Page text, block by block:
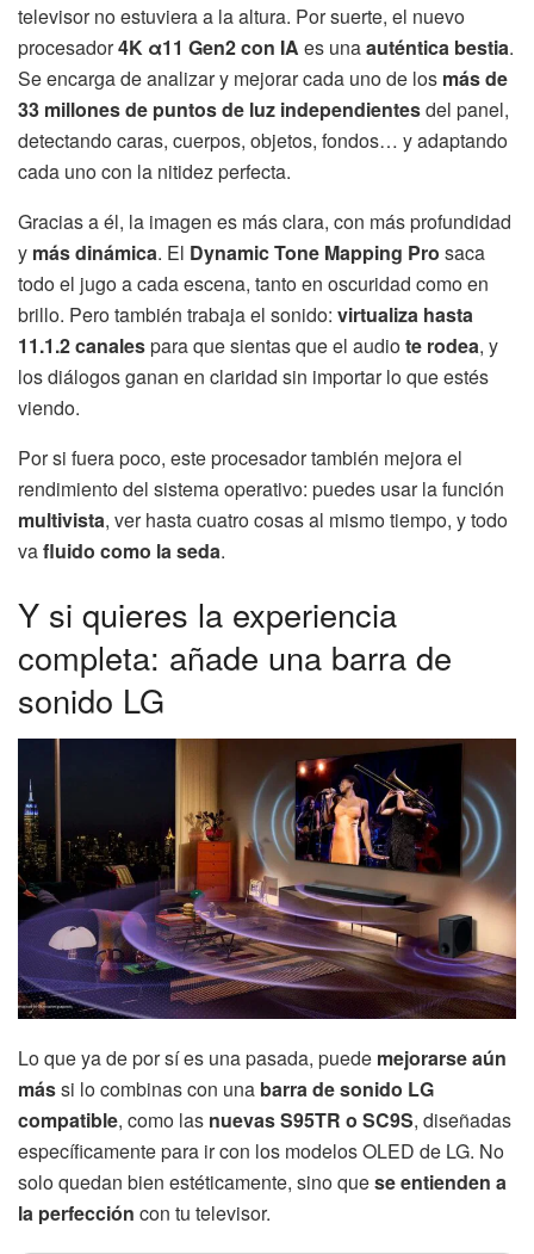
televisor no estuviera a la altura. Por suerte, el nuevo
procesador4K α11 Gen2 con IA es unaauténtica bestia.
Se encarga de analizar y mejorar cada uno de los más de
33 millones de puntos de luz independientesdel panel,
detectando caras, cuerpos, objetos, fondos… y adaptando
cada uno con la nitidez perfecta.
Gracias a él, la imagen es más clara, con más profundidad
y más dinámica. El Dynamic Tone Mapping Pro saca
todo el jugo a cada escena, tanto en oscuridad como en
brillo. Pero también trabaja el sonido: virtualiza hasta
11.1.2 canalespara que sientas que el audiote rodea, y
los diálogos ganan en claridad sin importar lo que estés
viendo.
Por si fuera poco, este procesador también mejora el
rendimiento del sistema operativo: puedes usar la función
multivista, ver hasta cuatro cosas al mismo tiempo, y todo
vafluido como la seda.
Y si quieres la experiencia
completa: añade una barra de
sonido LG
Lo que ya de por sí es una pasada, puede mejorarse aún
mássi lo combinas con una barra de sonido LG
compatible, como las nuevas S95TR o SC9S, diseñadas
específicamente para ir con los modelos OLED de LG. No
solo quedan bien estéticamente, sino quese entienden a
la perfección con tu televisor.